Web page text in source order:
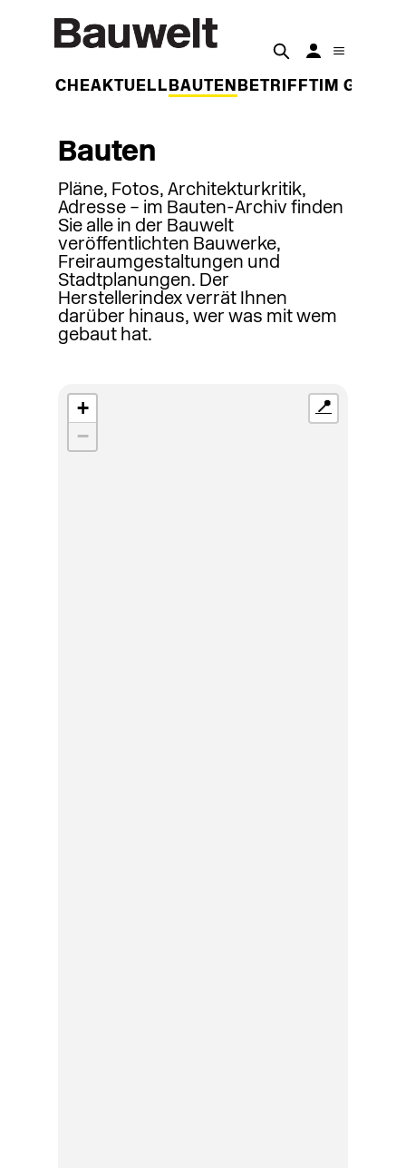
WOCHEAKTUELL BAUTEN BETRIFFT IM
Bauten
Pläne, Fotos, Architekturkritik,
Adresse – im Bauten-Archiv finden
Sie alle in der Bauwelt
veröffentlichten Bauwerke,
Freiraumgestaltungen und
Stadtplanungen. Der
Herstellerindex verrät Ihnen
darüber hinaus, wer was mit wem
gebaut hat.
+
−
📍